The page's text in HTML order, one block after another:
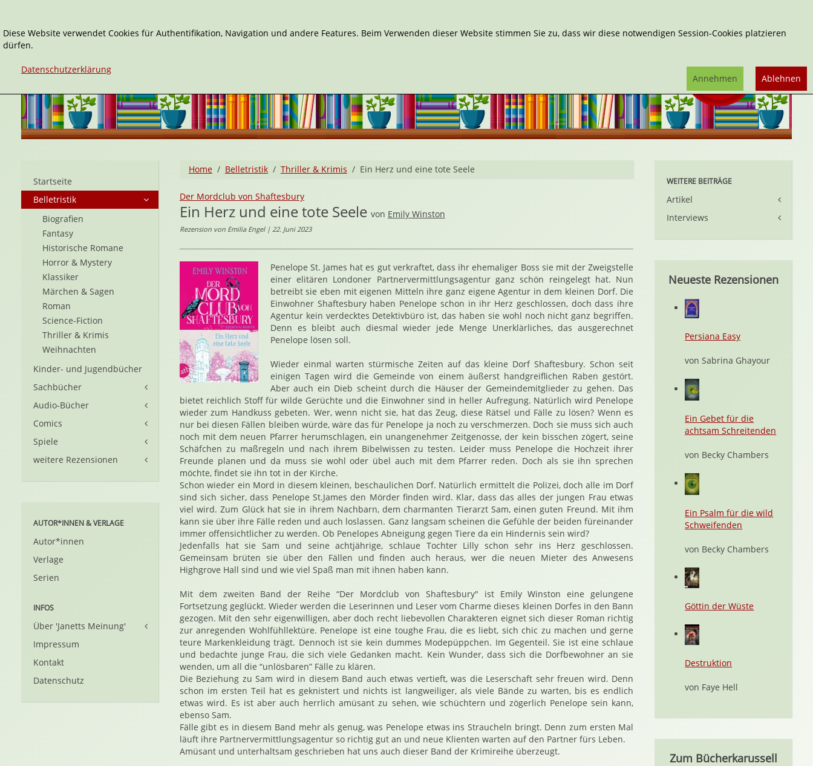
Home Belletristik Thriller & Krimis Ein Herz und eine tote Seele
Der Mordclub von Shaftesbury
Ein Herz und eine tote Seele von Emily Winston
Rezension von Emilia Engel | 22. Juni 2023
Penelope St. James hat es gut verkraftet, dass ihr ehemaliger Boss sie mit der Zweigstelle
einer elitären Londoner Partnervermittlungsagentur ganz schön reingelegt hat. Nun
betreibt sie eben mit eigenen Mitteln ihre ganz eigene Agentur in dem kleinen Dorf. Die
Einwohner Shaftesbury haben Penelope schon in ihr Herz geschlossen, doch dass ihre
Agentur kein verdecktes Detektivbüro ist, das haben sie wohl noch nicht ganz begriffen.
Denn es bleibt auch diesmal wieder jede Menge Unerklärliches, das ausgerechnet
Penelope lösen soll.
Wieder einmal warten stürmische Zeiten auf das kleine Dorf Shaftesbury. Schon seit
einigen Tagen wird die Gemeinde von einem äußerst handgreiflichen Raben gestört.
Aber auch ein Dieb scheint durch die Häuser der Gemeindemitglieder zu gehen. Das
bietet reichlich Stoff für wilde Gerüchte und die Einwohner sind in heller Aufregung. Natürlich wird Penelope
wieder zum Handkuss gebeten. Wer, wenn nicht sie, hat das Zeug, diese Rätsel und Fälle zu lösen? Wenn es
nur bei diesen Fällen bleiben würde, wäre das für Penelope ja noch zu verschmerzen. Doch sie muss sich auch
noch mit dem neuen Pfarrer herumschlagen, ein unangenehmer Zeitgenosse, der kein bisschen zögert, seine
Schäfchen zu maßregeln und nach ihrem Bibelwissen zu testen. Leider muss Penelope die Hochzeit ihrer
Freunde planen und da muss sie wohl oder übel auch mit dem Pfarrer reden. Doch als sie ihn sprechen
möchte, findet sie ihn tot in der Kirche.
Schon wieder ein Mord in diesem kleinen, beschaulichen Dorf. Natürlich ermittelt die Polizei, doch alle im Dorf
sind sich sicher, dass Penelope St.James den Mörder finden wird. Klar, dass das alles der jungen Frau etwas
viel wird. Zum Glück hat sie in ihrem Nachbarn, dem charmanten Tierarzt Sam, einen guten Freund. Mit ihm
kann sie über ihre Fälle reden und auch loslassen. Ganz langsam scheinen die Gefühle der beiden füreinander
immer offensichtlicher zu werden. Ob Penelopes Abneigung gegen Tiere da ein Hindernis sein wird?
Jedenfalls hat sie Sam und seine achtjährige, schlaue Tochter Lilly schon sehr ins Herz geschlossen.
Gemeinsam brüten sie über den Fällen und finden auch heraus, wer die neuen Mieter des Anwesens
Highgrove Hall sind und wie viel Spaß man mit ihnen haben kann.
Mit dem zweiten Band der Reihe “Der Mordclub von Shaftesbury" ist Emily Winston eine gelungene
Fortsetzung geglückt. Wieder werden die Leserinnen und Leser vom Charme dieses kleinen Dorfes in den Bann
gezogen. Mit den sehr eigenwilligen, aber doch recht liebevollen Charakteren eignet sich dieser Roman richtig
zur anregenden Wohlfühllektüre. Penelope ist eine toughe Frau, die es liebt, sich chic zu machen und gerne
teure Markenkleidung trägt. Dennoch ist sie kein dummes Modepüppchen. Im Gegenteil. Sie ist eine schlaue
und bedachte junge Frau, die sich viele Gedanken macht. Kein Wunder, dass sich die Dorfbewohner an sie
wenden, um all die “unlösbaren” Fälle zu klären.
Die Beziehung zu Sam wird in diesem Band auch etwas vertieft, was die Leserschaft sehr freuen wird. Denn
schon im ersten Teil hat es geknistert und nichts ist langweiliger, als viele Bände zu warten, bis es endlich
etwas wird. Es ist aber auch herrlich amüsant zu sehen, wie schüchtern und zögerlich Penelope sein kann,
ebenso Sam.
Fälle gibt es in diesem Band mehr als genug, was Penelope etwas ins Straucheln bringt. Denn zum ersten Mal
läuft ihre Partnervermittlungsagentur so richtig gut an und neue Klienten warten auf den Partner fürs Leben.
Amüsant und unterhaltsam geschrieben hat uns auch dieser Band der Krimireihe überzeugt.
Startseite
Belletristik
Biografien
Fantasy
Historische Romane
Horror & Mystery
Klassiker
Märchen & Sagen
Roman
Science-Fiction
Thriller & Krimis
Weihnachten
Kinder- und Jugendbücher
Sachbücher
Audio-Bücher
Comics
Spiele
weitere Rezensionen
AUTOR*INNEN & VERLAGE
Autor*innen
Verlage
Serien
INFOS
Über 'Janetts Meinung'
Impressum
Kontakt
Datenschutz
WEITERE BEITRÄGE
Artikel
Interviews
Neueste Rezensionen
Persiana Easy
von Sabrina Ghayour
Ein Gebet für die
achtsam Schreitenden
von Becky Chambers
Ein Psalm für die wild
Schweifenden
von Becky Chambers
Göttin der Wüste
Destruktion
von Faye Hell
Zum Bücherkarussell
Diese Website verwendet Cookies für Authentifikation, Navigation und andere Features. Beim Verwenden dieser Website stimmen Sie zu, dass wir diese notwendigen Session-Cookies platzieren
dürfen.
Datenschutzerklärung
Ablehnen
Annehmen